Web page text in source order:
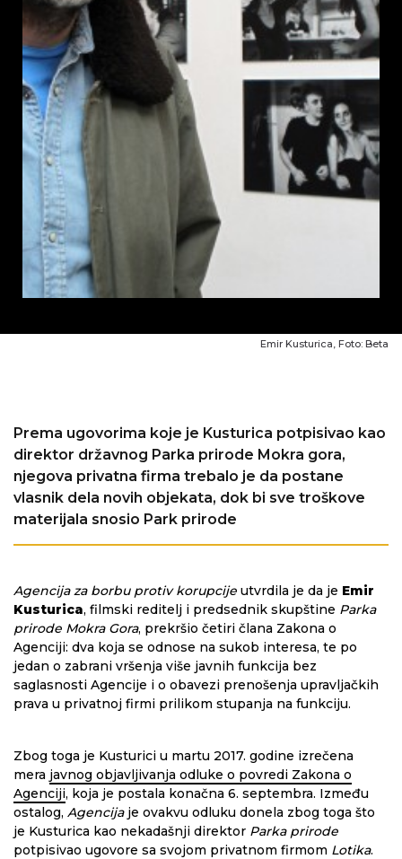
Emir Kusturica, Foto: Beta
Prema ugovorima koje je Kusturica potpisivao kao
direktor državnog Parka prirode Mokra gora,
njegova privatna firma trebalo je da postane
vlasnik dela novih objekata, dok bi sve troškove
materijala snosio Park prirode
Agencija za borbu protiv korupcije utvrdila je da je Emir
Kusturica, filmski reditelj i predsednik skupštine Parka
prirode Mokra Gora, prekršio četiri člana Zakona o
Agenciji: dva koja se odnose na sukob interesa, te po
jedan o zabrani vršenja više javnih funkcija bez
saglasnosti Agencije i o obavezi prenošenja upravljačkih
prava u privatnoj firmi prilikom stupanja na funkciju.
Zbog toga je Kusturici u martu 2017. godine izrečena
mera javnog objavljivanja odluke o povredi Zakona o
Agenciji, koja je postala konačna 6. septembra. Između
ostalog, Agencijaje ovakvu odluku donela zbog toga što
je Kusturica kao nekadašnji direktor Parka prirode
potpisivao ugovore sa svojom privatnom firmom Lotika.